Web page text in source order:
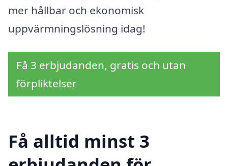
mer hållbar och ekonomisk
uppvärmningslösning idag!
Få 3 erbjudanden, gratis och utan
förpliktelser
Få alltid minst 3